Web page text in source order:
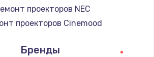
проекторов NEC
проекторов Cinemood
проекторов Barco
Бренды